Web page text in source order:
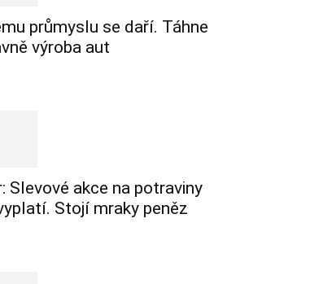
průmyslu se daří. Táhne
výroba aut
Slevové akce na potraviny
Stojí mraky peněz